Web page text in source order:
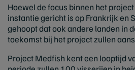
Hoewel de focus binnen het
instantie gericht is op Frankrijk en
gehoopt dat ook andere landen in
toekomst bij het project zullen
Project Medfish kent een looptijd